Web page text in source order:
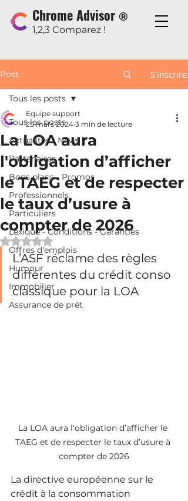
Chrome Advisor ®
1,2,3 Comparez !
Post S'inscrire
Tous les posts
Actualités - News
Partenaires
Bons plans - Promos
Professionnels
Particuliers
Lexique - Conditions - Garanties
Offres d'emplois
Humour
Immobilier
Assurance de prêt
Tous les posts
La LOA aura
l'obligation d’afficher
le TAEG et de respecter
le taux d’usure à
compter de 2026
Equipe support
25 mars 2024 3 min de lecture
Noté NaN étoiles sur 5.
L’ASF réclame des règles
différentes du crédit conso
classique pour la LOA
La LOA aura l'obligation d’afficher le
TAEG et de respecter le taux d’usure à
compter de 2026
La directive européenne sur le
crédit à la consommation